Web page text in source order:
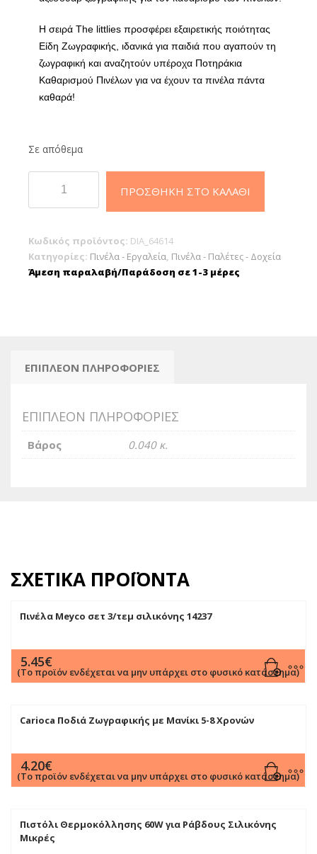
Η σειρά The littlies προσφέρει εξαιρετικής ποιότητας
Είδη Ζωγραφικής, ιδανικά για παιδιά που αγαπούν τη
ζωγραφική και αναζητούν υπέροχα Ποτηράκια
Καθαρισμού Πινέλων για να έχουν τα πινέλα πάντα
καθαρά!
Σε απόθεμα
Καθαρισμού
ΠΡΟΣΘΉΚΗ ΣΤΟ ΚΑΛΆΘΙ
Κωδικός προϊόντος: DIA_64614
Κατηγορίες: Πινέλα - Εργαλεία, Πινέλα - Παλέτες - Δοχεία
Άμεση παραλαβή/Παράδοση σε 1-3 μέρες
ΕΠΙΠΛΈΟΝ ΠΛΗΡΟΦΟΡΊΕΣ
ΕΠΙΠΛΈΟΝ ΠΛΗΡΟΦΟΡΊΕΣ
Βάρος 0.040 κ.
ΣΧΕΤΙΚΆ ΠΡΟΪΌΝΤΑ
Πινέλα Meyco σετ 3/τεμ σιλικόνης 14237
5.45€
(Το προϊόν ενδέχεται να μην υπάρχει στο φυσικό κατάστημα)
Carioca Ποδιά Ζωγραφικής με Μανίκι 5-8 Χρονών
4.20€
(Το προϊόν ενδέχεται να μην υπάρχει στο φυσικό κατάστημα)
Πιστόλι Θερμοκόλλησης 60W για Ράβδους Σιλικόνης
Μικρές